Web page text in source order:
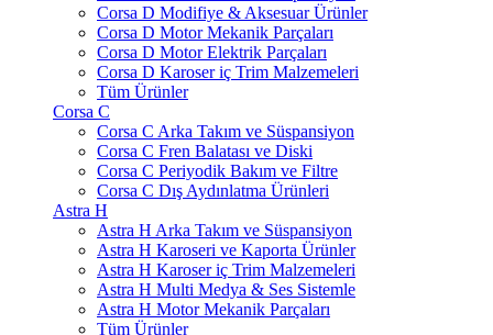
Corsa D Modifiye & Aksesuar Ürünler
Corsa D Motor Mekanik Parçaları
Corsa D Motor Elektrik Parçaları
Corsa D Karoser iç Trim Malzemeleri
Tüm Ürünler
Corsa C
Corsa C Arka Takım ve Süspansiyon
Corsa C Fren Balatası ve Diski
Corsa C Periyodik Bakım ve Filtre
Corsa C Dış Aydınlatma Ürünleri
Astra H
Astra H Arka Takım ve Süspansiyon
Astra H Karoseri ve Kaporta Ürünler
Astra H Karoser iç Trim Malzemeleri
Astra H Multi Medya & Ses Sistemle
Astra H Motor Mekanik Parçaları
Tüm Ürünler